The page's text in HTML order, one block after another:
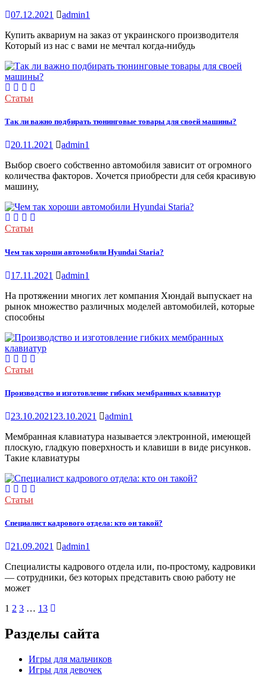
07.12.2021
admin1
Купить аквариум на заказ от украинского производителя
Который из нас с вами не мечтал когда-нибудь
Статьи
Так ли важно подбирать тюнинговые товары для своей машины?
20.11.2021
admin1
Выбор своего собственно автомобиля зависит от огромного
количества факторов. Хочется приобрести для себя красивую
машину,
Статьи
Чем так хороши автомобили Hyundai Staria?
17.11.2021
admin1
На протяжении многих лет компания Хюндай выпускает на
рынок множество различных моделей автомобилей, которые
способны
Статьи
Производство и изготовление гибких мембранных клавиатур
23.10.2021 23.10.2021
admin1
Мембранная клавиатура называется электронной, имеющей
плоскую, гладкую поверхность и клавиши в виде рисунков.
Такие клавиатуры
Статьи
Специалист кадрового отдела: кто он такой?
21.09.2021
admin1
Специалисты кадрового отдела или, по-простому, кадровики
— сотрудники, без которых представить свою работу не
может
1 2 3 … 13
Разделы сайта
Игры для мальчиков
Игры для девочек